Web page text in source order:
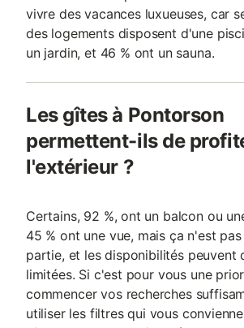
vivre des vacances luxueuses, car
des logements disposent d'une
un jardin, et 46 % ont un sauna.
Les gîtes à Pontorson
permettent-ils de
l'extérieur ?
Certains, 92 %, ont un balcon ou
45 % ont une vue, mais ça n'est
partie, et les disponibilités peuvent
limitées. Si c'est pour vous une
commencer vos recherches
utiliser les filtres qui vous